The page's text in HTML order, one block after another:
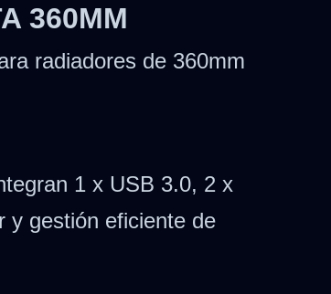
360MM
radiadores de 360mm
1 x USB 3.0, 2 x
y gestión eficiente de